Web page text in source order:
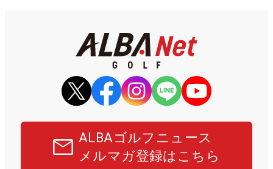
ALBAゴルフニュース
メルマガ登録はこちら